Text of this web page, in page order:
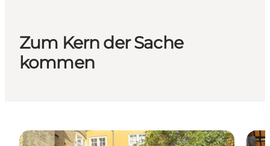
Zum Kern der Sache
kommen